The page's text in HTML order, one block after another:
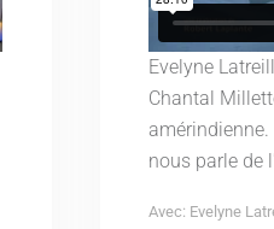
Evelyne
Chantal
amérindienne.
nous parle de
Avec: Evelyne